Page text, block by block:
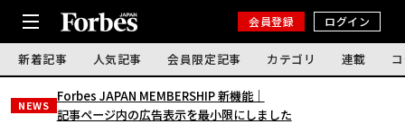
会員登録 ログイン
新着記事 人気記事 会員限定記事 カテゴリ 連載
NEWS
Forbes JAPAN MEMBERSHIP 新機能｜
記事ページ内の広告表示を最小限にしました